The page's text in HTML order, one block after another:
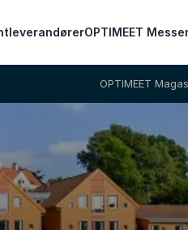
OPTIMEET
OPTIMEET